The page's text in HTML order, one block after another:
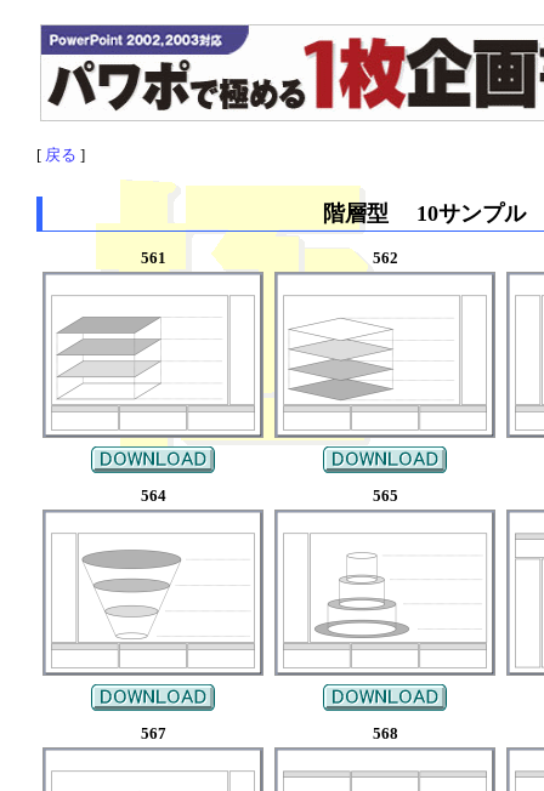
[ 戻る ]
階層型 10サンプル
561 562
564 565
567 568